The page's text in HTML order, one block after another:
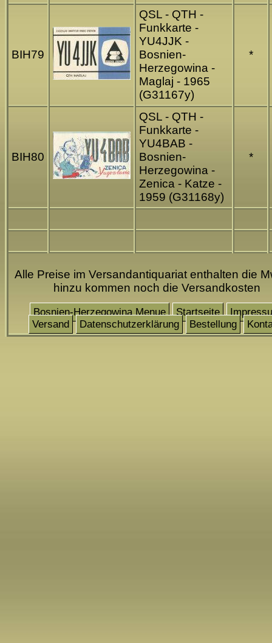
BIH79
QSL - QTH -
Funkkarte -
YU4JJK -
Bosnien-
Herzegowina -
Maglaj - 1965
(G31167y)
*
BIH80
QSL - QTH -
Funkkarte -
YU4BAB -
Bosnien-
Herzegowina -
Zenica - Katze -
1959 (G31168y)
*
Alle Preise im Versandantiquariat enthalten die
hinzu kommen noch die Versandkosten
Bosnien-Herzegowina Menue Startseite
Versand
Datenschutzerklärung Bestellung